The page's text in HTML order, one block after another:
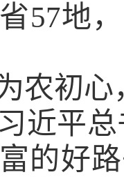
省57地
农初
近平
的好